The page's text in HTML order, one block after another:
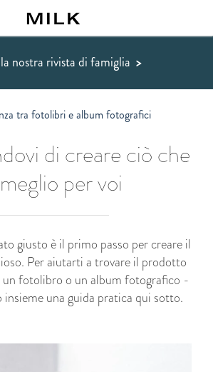
nostra rivista di famiglia >
tra fotolibri e album fotografici
di creare ciò che
per voi
giusto è il primo passo per creare il
Per aiutarti a trovare il prodotto
fotolibro o un album fotografico -
insieme una guida pratica qui sotto.